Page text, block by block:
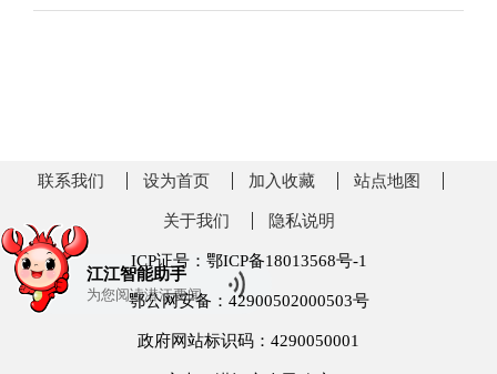
江江智能助手
为您阅读潜江要闻
联系我们 设为首页 加入收藏 站点地图
关于我们 隐私说明
ICP证号：鄂ICP备18013568号-1
鄂公网安备：42900502000503号
政府网站标识码：4290050001